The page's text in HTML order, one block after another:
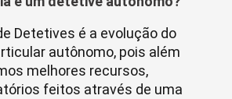
Detetives é a evolução do
autônomo, pois além
melhores recursos,
feitos através de uma